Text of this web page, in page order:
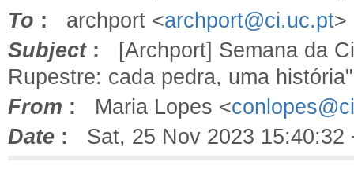
To : archport <archport@ci.uc.pt>
Subject: [Archport] Semana da
Rupestre: cada pedra, uma história"
From : Maria Lopes <
Date : Sat, 25 Nov 2023 15:40:32